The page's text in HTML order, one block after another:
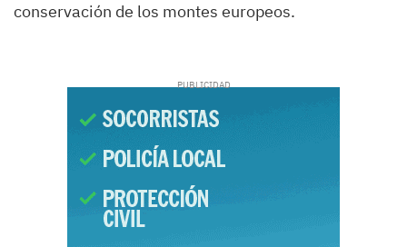
conservación de los montes europeos.